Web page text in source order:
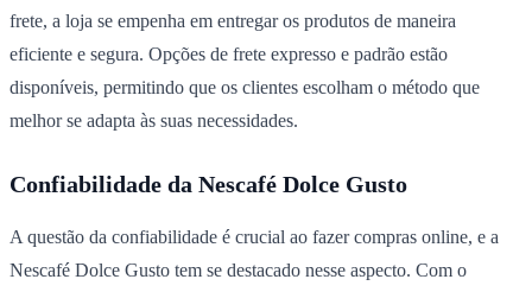
frete, a loja se empenha em entregar os produtos de maneira
eficiente e segura. Opções de frete expresso e padrão estão
disponíveis, permitindo que os clientes escolham o método que
melhor se adapta às suas necessidades.
Confiabilidade da Nescafé Dolce Gusto
A questão da confiabilidade é crucial ao fazer compras online, e a
Nescafé Dolce Gusto tem se destacado nesse aspecto. Com o